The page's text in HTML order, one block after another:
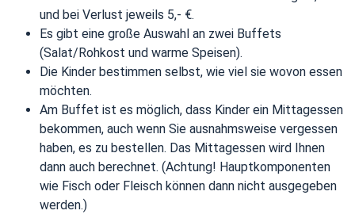
und bei Verlust jeweils 5,- €.
Es gibt eine große Auswahl an zwei Buffets
(Salat/Rohkost und warme Speisen).
Die Kinder bestimmen selbst, wie viel sie wovon essen
möchten.
Am Buffet ist es möglich, dass Kinder ein Mittagessen
bekommen, auch wenn Sie ausnahmsweise vergessen
haben, es zu bestellen. Das Mittagessen wird Ihnen
dann auch berechnet. (Achtung! Hauptkomponenten
wie Fisch oder Fleisch können dann nicht ausgegeben
werden.)